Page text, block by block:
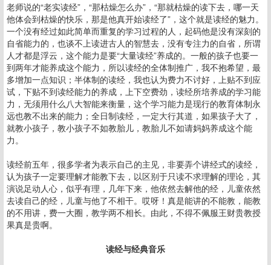
老师说的“老实读经”，“那枯燥怎么办”，“那就枯燥的读下去，哪一天
他体会到枯燥的快乐，那是他真开始读经了”，这个就是读经的魅力。
一个没有经过如此简单而重复的学习过程的人，起码他是没有深刻的
自省能力的，也谈不上读进古人的智慧去，没有专注力的自省，所谓
人才都是浮云，这个能力是要“大量读经”养成的。一般的孩子也要一
到两年才能养成这个能力，所以读经的全体制推广，我不抱希望，最
多增加一点知识；半体制的读经，我也认为费力不讨好，上贴不到应
试，下贴不到读经能力的养成，上下空费劲，读经所培养成的学习能
力，无须用什么八大智能来衡量，这个学习能力是现行的教育体制永
远也教不出来的能力；全日制读经，一定大行其道，如果孩子大了，
就教小孩子，教小孩子不如教胎儿，教胎儿不如请妈妈养成这个能
力。
读经前五年，很多学者为表示自己的主见，非要弄个讲经式的读经，
认为孩子一定要理解才能教下去，以区别于只读不求理解的理论，其
演说足动人心，似乎有理，几年下来，他依然去解他的经，儿童依然
去读自己的经，儿童与他了不相干。哎呀！真是能讲的不能教，能教
的不用讲，费一大圈，教学两不相长。由此，不得不佩服王财贵教授
果真是贵啊。
读经与经典音乐